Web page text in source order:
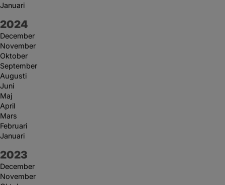
Januari
År:
2024
December
November
Oktober
September
Augusti
Juni
Maj
April
Mars
Februari
Januari
År:
2023
December
November